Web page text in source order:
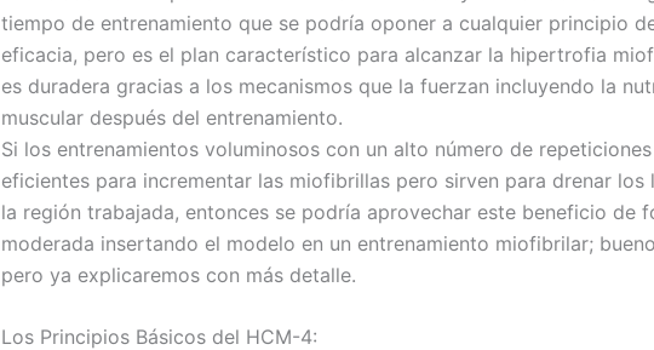
tiempo de entrenamiento que se podría oponer a cualquier principio
eficacia, pero es el plan característico para alcanzar la hipertrofia
es duradera gracias a los mecanismos que la fuerzan incluyendo la
muscular después del entrenamiento.
Si los entrenamientos voluminosos con un alto número de
eficientes para incrementar las miofibrillas pero sirven para drenar los
la región trabajada, entonces se podría aprovechar este beneficio de
moderada insertando el modelo en un entrenamiento miofibrilar;
pero ya explicaremos con más detalle.
Los Principios Básicos del HCM-4: